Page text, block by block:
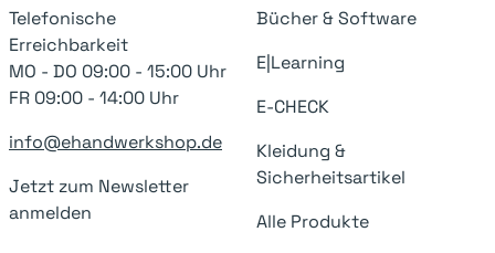
Telefonische
Erreichbarkeit
MO - DO 09:00 - 15:00 Uhr
FR 09:00 - 14:00 Uhr
info@ehandwerkshop.de
Jetzt zum Newsletter
anmelden
Bücher & Software
E|Learning
E-CHECK
Kleidung &
Sicherheitsartikel
Alle Produkte